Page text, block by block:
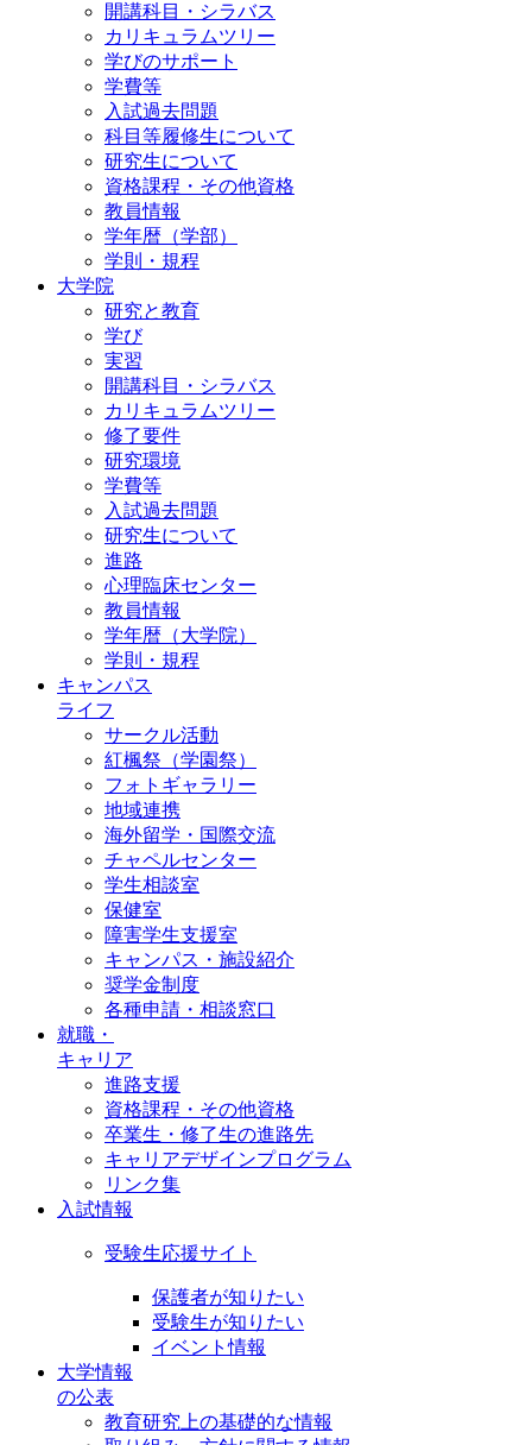
開講科目・シラバス
カリキュラムツリー
学びのサポート
学費等
入試過去問題
科目等履修生について
研究生について
資格課程・その他資格
教員情報
学年暦（学部）
学則・規程
大学院
研究と教育
学び
実習
開講科目・シラバス
カリキュラムツリー
修了要件
研究環境
学費等
入試過去問題
研究生について
進路
心理臨床センター
教員情報
学年暦（大学院）
学則・規程
キャンパス
ライフ
サークル活動
紅楓祭（学園祭）
フォトギャラリー
地域連携
海外留学・国際交流
チャペルセンター
学生相談室
保健室
障害学生支援室
キャンパス・施設紹介
奨学金制度
各種申請・相談窓口
就職・
キャリア
進路支援
資格課程・その他資格
卒業生・修了生の進路先
キャリアデザインプログラム
リンク集
入試情報
受験生応援サイト
保護者が知りたい
受験生が知りたい
イベント情報
大学情報
の公表
教育研究上の基礎的な情報